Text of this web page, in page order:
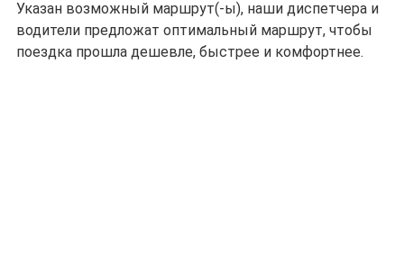
Указан возможный маршрут(-ы), наши диспетчера и
водители предложат оптимальный маршрут, чтобы
поездка прошла дешевле, быстрее и комфортнее.